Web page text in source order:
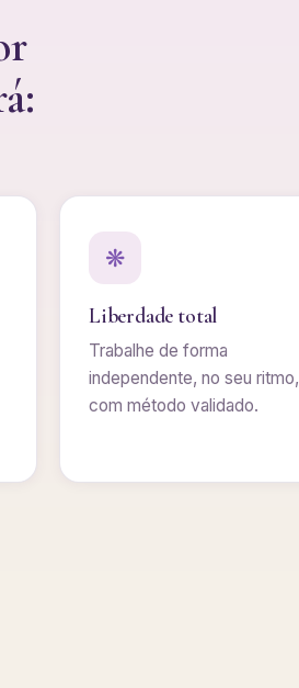
❋
Liberdade total
Trabalhe de forma
independente, no seu ritmo,
com método validado.